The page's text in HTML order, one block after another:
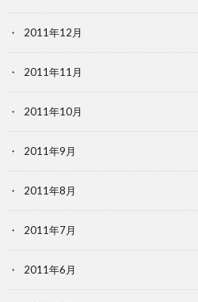
2011年12月
2011年11月
2011年10月
2011年9月
2011年8月
2011年7月
2011年6月